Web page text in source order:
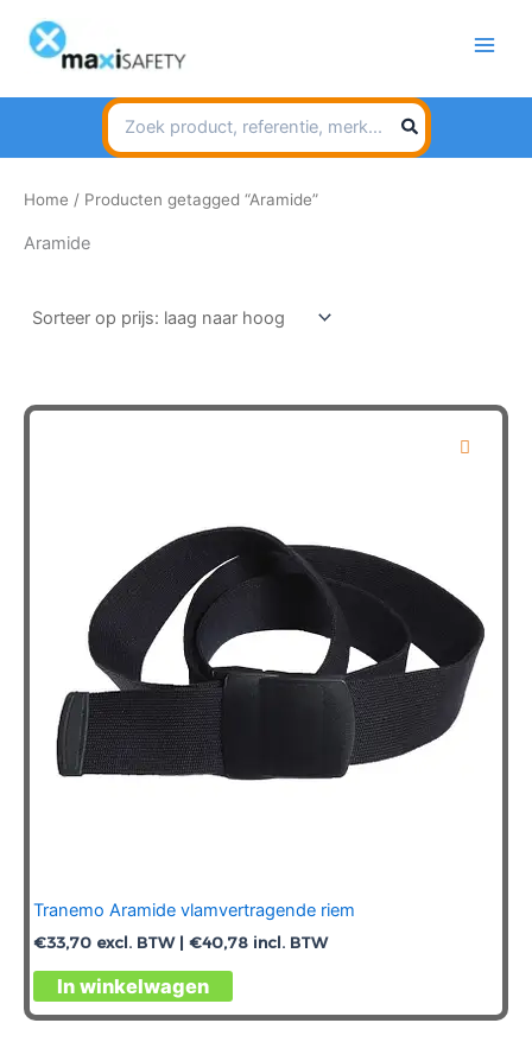
naar
inhoud
Search
for:
Home / Producten getagged “Aramide”
Aramide
Tranemo Aramide vlamvertragende riem
€33,70 excl. BTW | €40,78 incl. BTW
In winkelwagen
Dit
product